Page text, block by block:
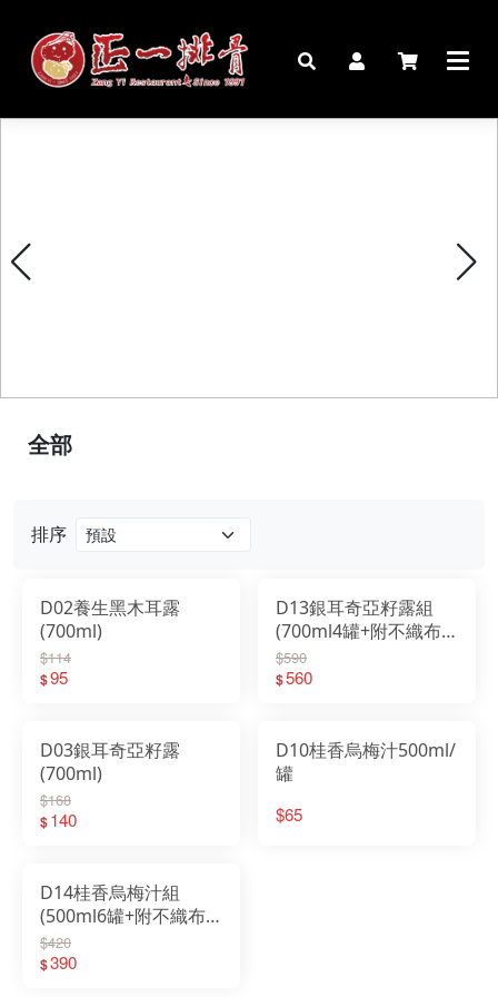
媒體報導
排序
D02養生黑木耳露
(700ml)
$114
$95
D13銀耳奇亞籽露組
(700ml4罐+附不織布
袋)
$590
$560
D03銀耳奇亞籽露
(700ml)
$168
$140
D10桂香烏梅汁500ml/
罐
$65
D14桂香烏梅汁組
(500ml6罐+附不織布
袋)
$420
$390
全部